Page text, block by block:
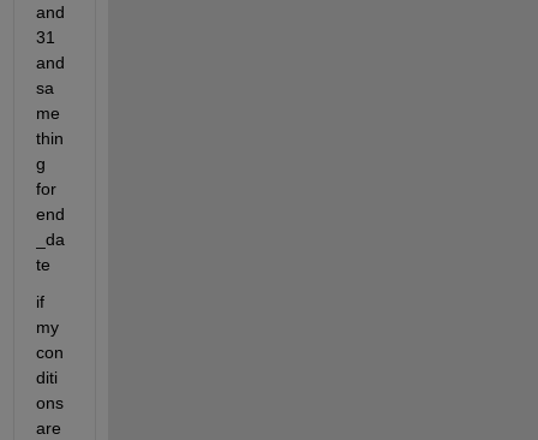
and
31
and
sa
me
thin
g
for
end
_da
te
if
my
con
diti
ons
are